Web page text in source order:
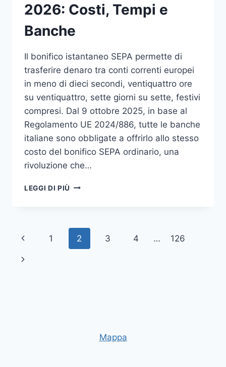
2026: Costi, Tempi e
Banche
Il bonifico istantaneo SEPA permette di
trasferire denaro tra conti correnti europei
in meno di dieci secondi, ventiquattro ore
su ventiquattro, sette giorni su sette, festivi
compresi. Dal 9 ottobre 2025, in base al
Regolamento UE 2024/886, tutte le banche
italiane sono obbligate a offrirlo allo stesso
costo del bonifico SEPA ordinario, una
rivoluzione che…
LEGGI DI PIÙ BONIFICO
COSTI,
TEMPI
E
Navigazione
pagina
Pagina
Precedente
1 2 3 4 … 126
Pagina
Mappa